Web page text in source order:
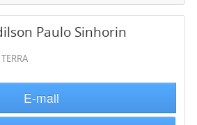
Paulo Sinhorin
E-mail